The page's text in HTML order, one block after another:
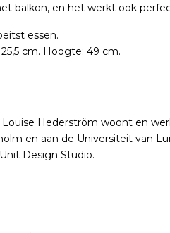
balkon, en het werkt ook
essen.
cm. Hoogte: 49 cm.
Hederström woont en
en aan de Universiteit van
Design Studio.